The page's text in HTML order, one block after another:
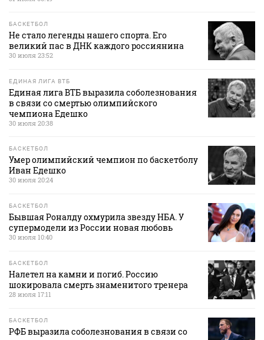
БАСКЕТБОЛ
Не стало легенды нашего спорта. Его
великий пас в ДНК каждого россиянина
30 июля 23:52
ЕДИНАЯ ЛИГА ВТБ
Единая лига ВТБ выразила соболезнования
в связи со смертью олимпийского
чемпиона Едешко
30 июля 20:38
БАСКЕТБОЛ
Умер олимпийский чемпион по баскетболу
Иван Едешко
30 июля 20:24
БАСКЕТБОЛ
Бывшая Роналду охмурила звезду НБА. У
супермодели из России новая любовь
30 июля 10:40
БАСКЕТБОЛ
Налетел на камни и погиб. Россию
шокировала смерть знаменитого тренера
28 июля 17:11
БАСКЕТБОЛ
РФБ выразила соболезнования в связи со